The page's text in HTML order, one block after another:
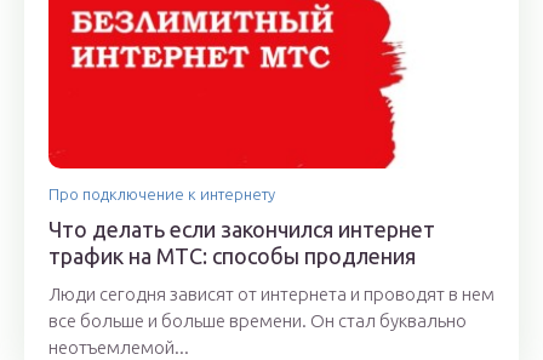
Про подключение к интернету
Что делать если закончился интернет
трафик на МТС: способы продления
Люди сегодня зависят от интернета и проводят в нем
все больше и больше времени. Он стал буквально
неотъемлемой...